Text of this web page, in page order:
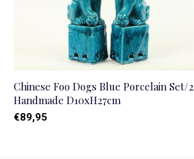
Chinese Foo Dogs Blue Porcelain Set/2
Handmade D10xH27cm
€89,95